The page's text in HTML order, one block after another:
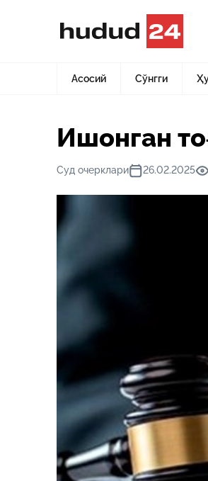
Асосий Сўнгги
Янгиликлар
Ишонган
Суд очерклари 26.02.2025